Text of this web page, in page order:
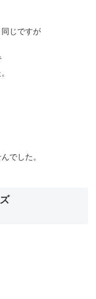
じですが
でした。